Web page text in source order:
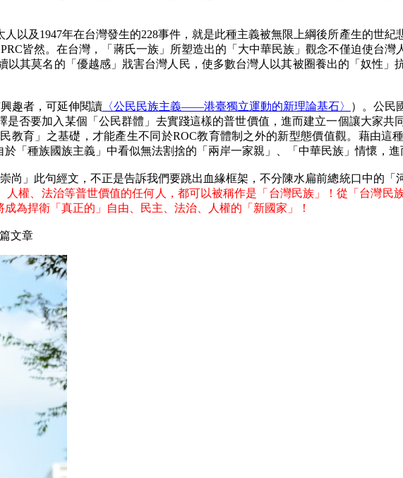
以及1947年在台灣發生的228事件，就是此種主義被無限上綱後所產生的世紀
皆然。在台灣，「蔣氏一族」所塑造出的「大中華民族」觀念不僅迫使台灣
其莫名的「優越感」戕害台灣人民，使多數台灣人以其被圈養出的「奴性」
趣者，可延伸閱讀 〈公民民族主義——港臺獨立運動的新理論基石〉
）。公民
否要加入某個「公民群體」去實踐這樣的普世價值，進而建立一個讓大家共
教育」之基礎，才能產生不同於ROC教育體制之外的新型態價值觀。藉由這
「種族國族主義」中看似無法割捨的「兩岸一家親」、「中華民族」情懷，進
尚」此句經文，不正是告訴我們要跳出血緣框架，不分陳水扁前總統口中的「
權、法治等普世價值的任何人，都可以被稱作是「台灣民族」！從「台灣民
為捍衛「真正的」自由、民主、法治、人權的「新國家」！
文章